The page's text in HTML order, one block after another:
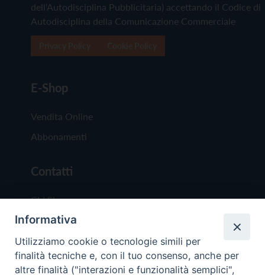
dell'Autodisciplina Pubblicitaria) accettando il Codice di
Autodisciplina della Comunicazione Commerciale
E-Shop
Vendita Online
Abbonamenti
Contatti
Chi Siamo
Redazione
Scrivici
Informativa
Utilizziamo cookie o tecnologie simili per
finalità tecniche e, con il tuo consenso, anche per
altre finalità ("interazioni e funzionalità semplici",